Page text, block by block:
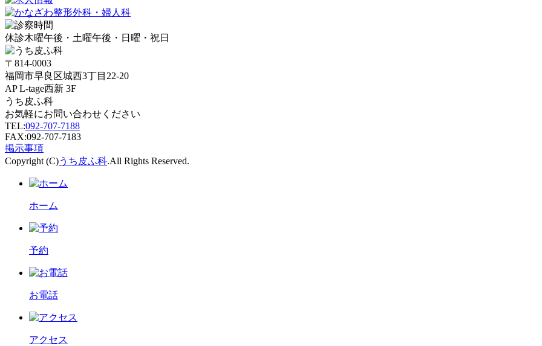
休診木曜午後・土曜午後・日曜・祝日
〒814-0003
福岡市早良区城西3丁目22-20
AP L-tage西新 3F
うち皮ふ科
お気軽にお問い合わせください
TEL:092-707-7188
FAX:092-707-7183
掲示事項
Copyright (C)うち皮ふ科.All Rights Reserved.
ホーム
予約
お電話
アクセス